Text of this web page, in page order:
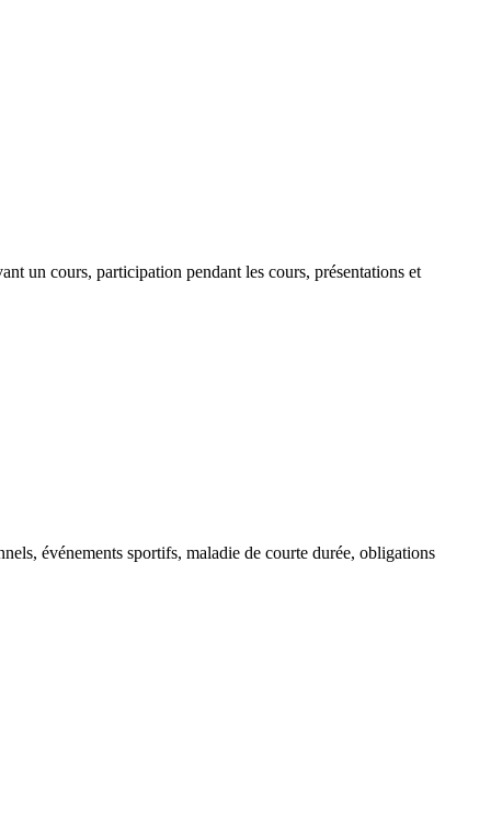
un cours, participation pendant les cours, présentations et
événements sportifs, maladie de courte durée, obligations